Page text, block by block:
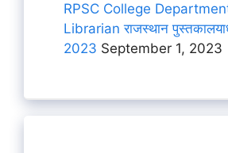
RPSC College
Librarian राजस्थान
2023 September 1, 2023